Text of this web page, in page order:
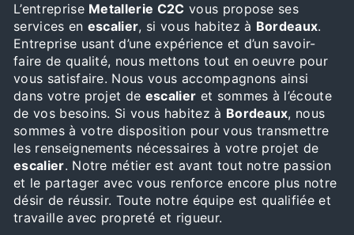
L’entreprise Metallerie C2C vous propose ses
services en escalier, si vous habitez à Bordeaux.
Entreprise usant d’une expérience et d’un savoir-
faire de qualité, nous mettons tout en oeuvre pour
vous satisfaire. Nous vous accompagnons ainsi
dans votre projet de escalier et sommes à l’écoute
de vos besoins. Si vous habitez à Bordeaux, nous
sommes à votre disposition pour vous transmettre
les renseignements nécessaires à votre projet de
escalier. Notre métier est avant tout notre passion
et le partager avec vous renforce encore plus notre
désir de réussir. Toute notre équipe est qualifiée et
travaille avec propreté et rigueur.